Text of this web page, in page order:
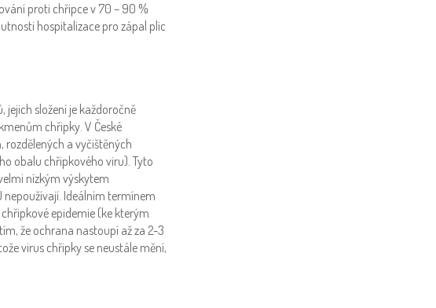
proti chřipce v 70 – 90 %
hospitalizace pro zápal plic
složení je každoročně
chřipky. V České
rozdělených a vyčištěných
obalu chřipkového viru). Tyto
nízkým výskytem
nepoužívají. Ideálním termínem
epidemie (ke kterým
že ochrana nastoupí až za 2-3
virus chřipky se neustále mění,